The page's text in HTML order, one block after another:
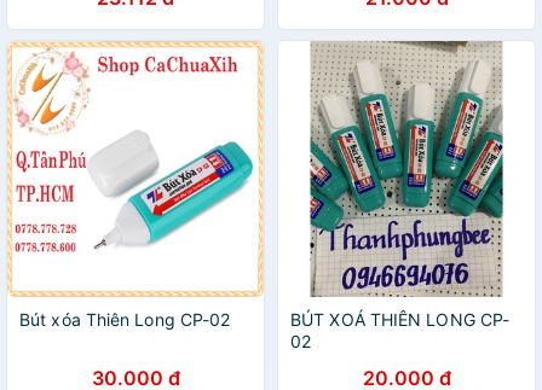
Bút xóa Thiên Long CP-02
30.000 đ
BÚT XOÁ THIÊN LONG CP-
02
20.000 đ